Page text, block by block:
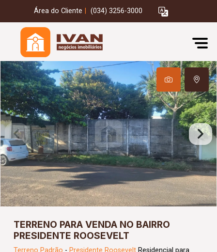
Área do Cliente (034) 3256-3000
TERRENO PARA VENDA NO BAIRRO
PRESIDENTE ROOSEVELT
Terreno Padrão - Presidente Roosevelt Residencial para